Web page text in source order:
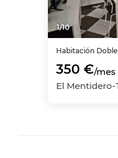
1/10
Habitación Doble
350 €/mes